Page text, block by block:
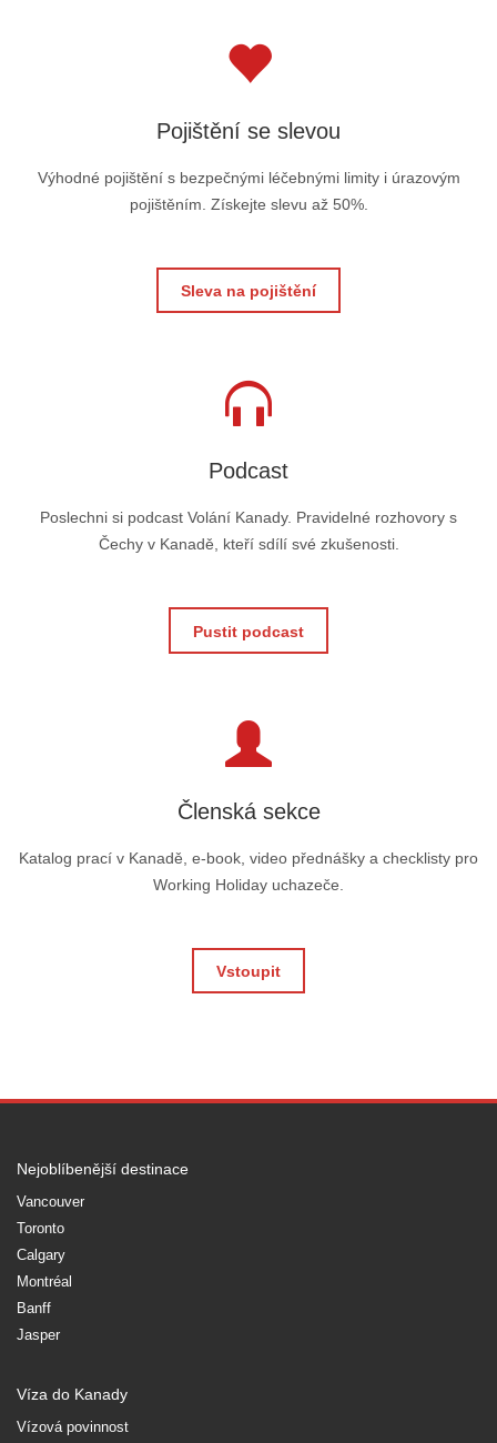
Pojištění se slevou
Výhodné pojištění s bezpečnými léčebnými limity i úrazovým
pojištěním. Získejte slevu až 50%.
Sleva na pojištění
Podcast
Poslechni si podcast Volání Kanady. Pravidelné rozhovory s
Čechy v Kanadě, kteří sdílí své zkušenosti.
Pustit podcast
Členská sekce
Katalog prací v Kanadě, e-book, video přednášky a checklisty pro
Working Holiday uchazeče.
Vstoupit
Nejoblíbenější destinace
Vancouver
Toronto
Calgary
Montréal
Banff
Jasper
Víza do Kanady
Vízová povinnost